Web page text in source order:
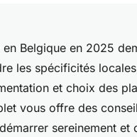
en Belgique en 2025
les spécificités
et choix des
vous offre des
sereinement et